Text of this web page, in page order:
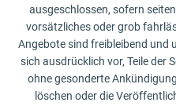
ausgeschlossen, sofern
vorsätzliches oder grob
Angebote sind freibleibend und
sich ausdrücklich vor, Teile der
ohne gesonderte
löschen oder die